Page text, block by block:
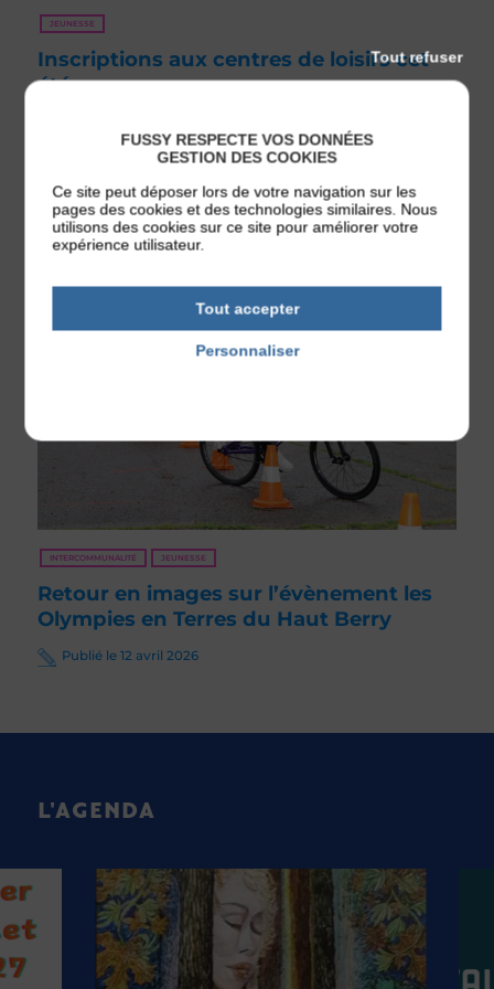
JEUNESSE
Inscriptions aux centres de loisirs cet
été
mai 2026 sur votre espace famille iNoé du 06 au 31
juillet 2026 : à Henrichemont, Rue des Écoles (ouverture
de la [...]
Publié le 2 juin 2026
INTERCOMMUNALITÉ JEUNESSE
Retour en images sur l’évènement les
Olympies en Terres du Haut Berry
Publié le 12 avril 2026
L'AGENDA
FUSSY RESPECTE VOS DONNÉES
GESTION DES COOKIES
Ce site peut déposer lors de votre navigation sur les
pages des cookies et des technologies similaires. Nous
utilisons des cookies sur ce site pour améliorer votre
expérience utilisateur.
Tout accepter
Tout refuser
Personnaliser